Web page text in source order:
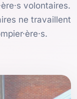
volontaires.
ne travaillent